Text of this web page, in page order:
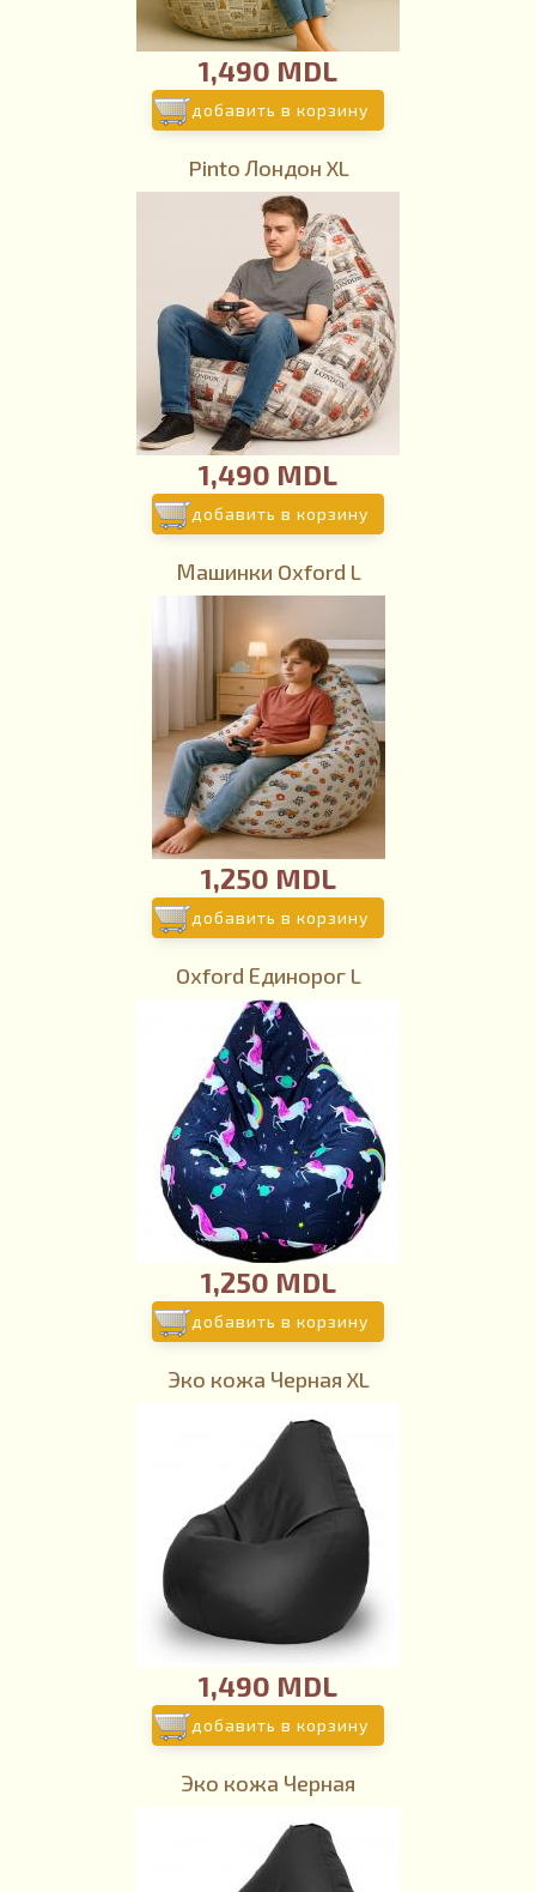
1,490 MDL
добавить в корзину
Pinto Лондон XL
1,490 MDL
добавить в корзину
Машинки Oxford L
1,250 MDL
добавить в корзину
Oxford Единорог L
1,250 MDL
добавить в корзину
Эко кожа Черная XL
1,490 MDL
добавить в корзину
Эко кожа Черная